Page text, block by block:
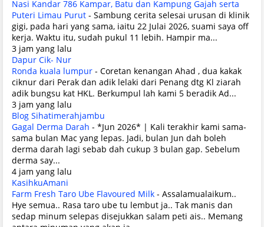
Nasi Kandar 786 Kampar, Batu dan Kampung Gajah serta
Puteri Limau Purut - Sambung cerita selesai urusan di klinik
gigi, pada hari yang sama, iaitu 22 Julai 2026, suami saya off
kerja. Waktu itu, sudah pukul 11 lebih. Hampir ma...
3 jam yang lalu
Dapur Cik- Nur
Ronda kuala lumpur - Coretan kenangan Ahad , dua kakak
ciknur dari Perak dan adik lelaki dari Penang dtg Kl ziarah
adik bungsu kat HKL. Berkumpul lah kami 5 beradik Ad...
3 jam yang lalu
Blog Sihatimerahjambu
Gagal Derma Darah - *Jun 2026* | Kali terakhir kami sama-
sama bulan Mac yang lepas. Jadi, bulan Jun dah boleh
derma darah lagi sebab dah cukup 3 bulan gap. Sebelum
derma say...
4 jam yang lalu
KasihkuAmani
Farm Fresh Taro Ube Flavoured Milk - Assalamualaikum..
Hye semua.. Rasa taro ube tu lembut ja.. Tak manis dan
sedap minum selepas disejukkan salam peti ais.. Memang